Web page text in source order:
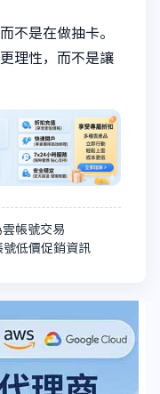
不是在做抽卡。
理性，而不是讓
雲帳號交易
號低價促銷資訊